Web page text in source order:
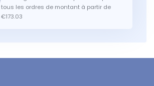
tous les ordres de montant à partir de
€173.03